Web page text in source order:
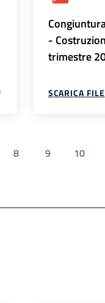
-
trimestre
SCARICA FILE
8 9 10